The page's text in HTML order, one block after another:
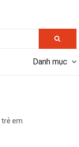
Danh mục
em